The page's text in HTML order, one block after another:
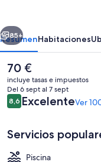
Bali
Seminyak
Siguiente
85+
ResumenHabitaciones
El
precio
actual
es
de
70 €
incluye tasas e impuestos
Del 6 sept al 7 sept
Comentarios
8,68,6 de 10
ExcelenteVer
Servicios
Piscina